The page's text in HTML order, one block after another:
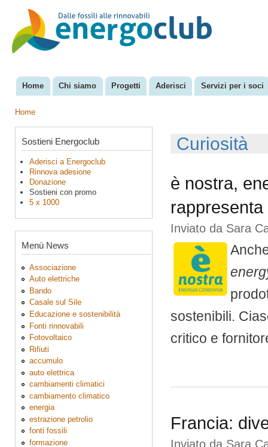
EnergoClub
per la
riconversione
del sistema
Menu principale
Home Chi siamo Progetti Aderisci Servizi per i soci
Home
Sostieni Energoclub
Aderisci a Energoclub
Rinnova adesione
Donazione
Sostieni con promo
5 x 1000
Menù News
Associazione
Auto elettriche
Bando
Casale sul Sile
Educazione e sostenibilità
Fonti rinnovabili
Fotovoltaico
Rifiuti
accumulo
auto elettrica
cambiamenti climatici
cambiamento climatico
energia
estrazione petrolio
fonti fossili
formazione
Curiosità
è nostra,
rappresenta
Inviato da Sara
sostenibili.
critico e
Francia:
Inviato da Sara